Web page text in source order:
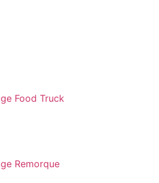
Food Truck
Remorque